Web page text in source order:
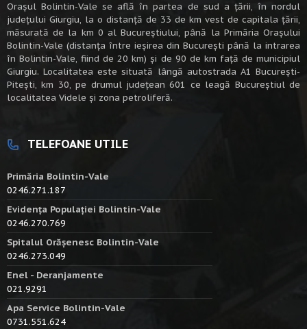
Oraşul Bolintin-Vale se află în partea de sud a ţării, în nordul
judeţului Giurgiu, la o distanţă de 33 de km vest de capitala țării,
măsurată de la km 0 al Bucureștiului, până la Primăria Orașului
Bolintin-Vale (distanța între ieșirea din București până la intrarea
în Bolintin-Vale, fiind de 20 km) şi de 90 de km faţă de municipiul
Giurgiu. Localitatea este situată lângă autostrada A1 Bucureşti-
Piteşti, km 30, pe drumul judeţean 601 ce leagă Bucureştiul de
localitatea Videle şi zona petroliferă.
TELEFOANE UTILE
Primăria Bolintin-Vale
0246.271.187
Evidența Populației Bolintin-Vale
0246.270.769
Spitalul Orășenesc Bolintin-Vale
0246.273.049
Enel - Deranjamente
021.9291
Apa Service Bolintin-Vale
0731.551.624